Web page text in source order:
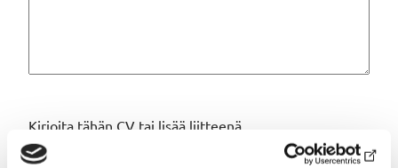
Kirjoita tähän CV tai lisää liitteenä